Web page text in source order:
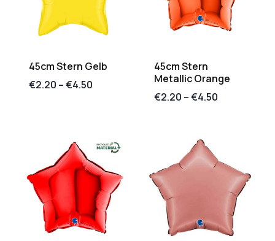
45cm Stern Gelb
€2.20 –€4.50
45cm Stern
Metallic Orange
€2.20 –€4.50